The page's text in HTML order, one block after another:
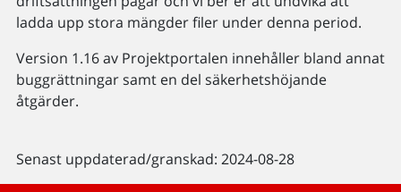
ladda upp stora mängder filer under denna period.
Version 1.16 av Projektportalen innehåller bland annat
buggrättningar samt en del säkerhetshöjande
åtgärder.
Senast uppdaterad/granskad: 2024-08-28